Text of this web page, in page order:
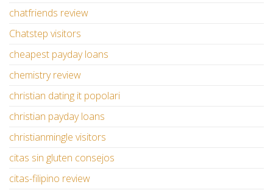
chatfriends review
Chatstep visitors
cheapest payday loans
chemistry review
christian dating it popolari
christian payday loans
christianmingle visitors
citas sin gluten consejos
citas-filipino review